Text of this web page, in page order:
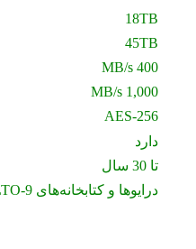
18TB
45TB
400 MB/s
1,000 MB/s
AES‑256
دارد
تا 30 سال
درایوها و کتابخانه‌های LTO‑9